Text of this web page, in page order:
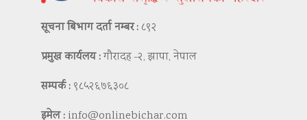
सूचना बिभाग दर्ता नम्बर : ८९२
प्रमुख कार्यलय :गौरादह -२, झापा, नेपाल
सम्पर्क : ९८५२६७६३०८
इमेल : info@onlinebichar.com